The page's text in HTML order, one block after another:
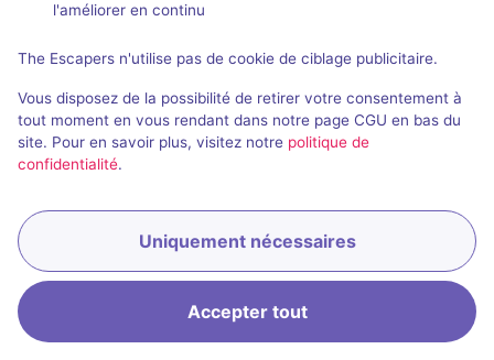
Accueil Recherche Connexion Menu
Étendre la recherche
l'améliorer en continu
The Escapers n'utilise pas de cookie de ciblage publicitaire.
Vous disposez de la possibilité de retirer votre consentement à
tout moment en vous rendant dans notre page CGU en bas du
site. Pour en savoir plus, visitez notre politique de
confidentialité.
Uniquement nécessaires
Accepter tout